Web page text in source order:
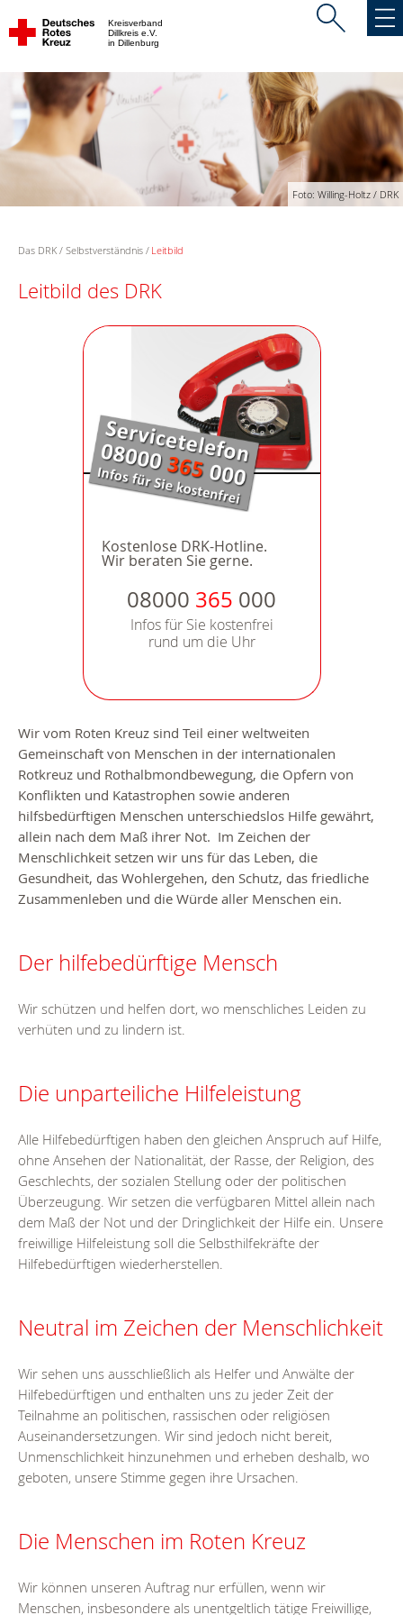
Kreisverband
Dillkreis e.V.
in Dillenburg
Foto: Willing-Holtz / DRK
Das DRK Selbstverständnis Leitbild
Leitbild des DRK
Kostenlose DRK-Hotline.
Wir beraten Sie gerne.
08000 365 000
Infos für Sie kostenfrei
rund um die Uhr
Wir vom Roten Kreuz sind Teil einer weltweiten
Gemeinschaft von Menschen in der internationalen
Rotkreuz und Rothalbmondbewegung, die Opfern von
Konflikten und Katastrophen sowie anderen
hilfsbedürftigen Menschen unterschiedslos Hilfe gewährt,
allein nach dem Maß ihrer Not. Im Zeichen der
Menschlichkeit setzen wir uns für das Leben, die
Gesundheit, das Wohlergehen, den Schutz, das friedliche
Zusammenleben und die Würde aller Menschen ein.
Der hilfebedürftige Mensch
Wir schützen und helfen dort, wo menschliches Leiden zu
verhüten und zu lindern ist.
Die unparteiliche Hilfeleistung
Alle Hilfebedürftigen haben den gleichen Anspruch auf Hilfe,
ohne Ansehen der Nationalität, der Rasse, der Religion, des
Geschlechts, der sozialen Stellung oder der politischen
Überzeugung. Wir setzen die verfügbaren Mittel allein nach
dem Maß der Not und der Dringlichkeit der Hilfe ein. Unsere
freiwillige Hilfeleistung soll die Selbsthilfekräfte der
Hilfebedürftigen wiederherstellen.
Neutral im Zeichen der Menschlichkeit
Wir sehen uns ausschließlich als Helfer und Anwälte der
Hilfebedürftigen und enthalten uns zu jeder Zeit der
Teilnahme an politischen, rassischen oder religiösen
Auseinandersetzungen. Wir sind jedoch nicht bereit,
Unmenschlichkeit hinzunehmen und erheben deshalb, wo
geboten, unsere Stimme gegen ihre Ursachen.
Die Menschen im Roten Kreuz
Wir können unseren Auftrag nur erfüllen, wenn wir
Menschen, insbesondere als unentgeltlich tätige Freiwillige,